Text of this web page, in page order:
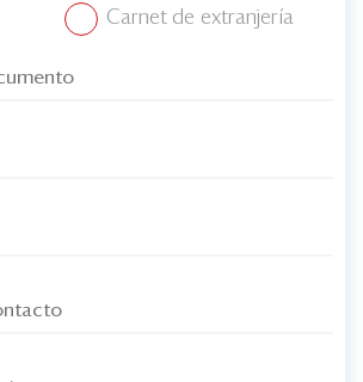
Carnet de extranjería